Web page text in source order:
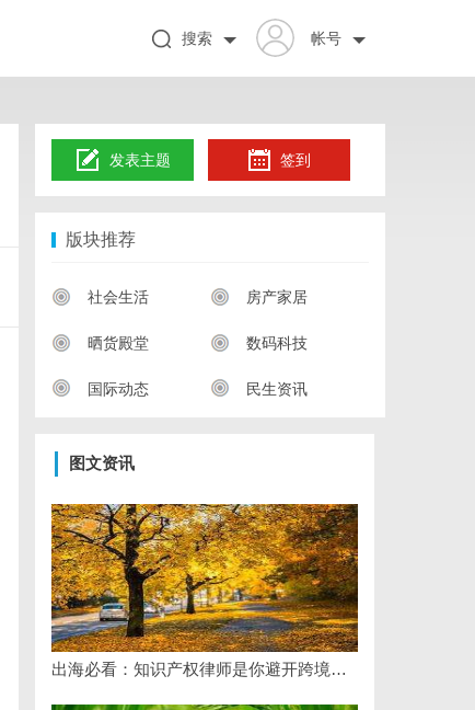
帐号
搜索
发表主题 签到
版块推荐
社会生活 房产家居
晒货殿堂 数码科技
国际动态 民生资讯
图文资讯
出海必看：知识产权律师是你避开跨境雷区的安全垫